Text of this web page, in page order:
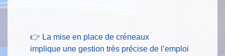
👉 La mise en place de créneaux
implique une gestion très précise de l’emploi